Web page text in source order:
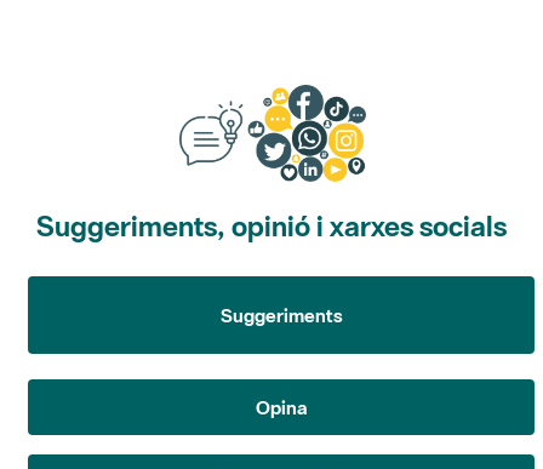
Suggeriments, opinió i xarxes socials
Suggeriments
Opina